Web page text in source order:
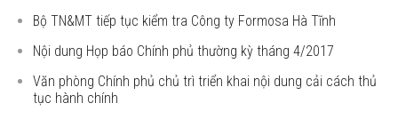
Bộ TN&MT tiếp tục kiểm tra Công ty Formosa Hà Tĩnh
Nội dung Họp báo Chính phủ thường kỳ tháng 4/2017
Văn phòng Chính phủ chủ trì triển khai nội dung cải cách thủ
tục hành chính